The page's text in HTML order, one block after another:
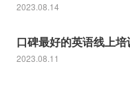
2023.08.14
2023.08.11